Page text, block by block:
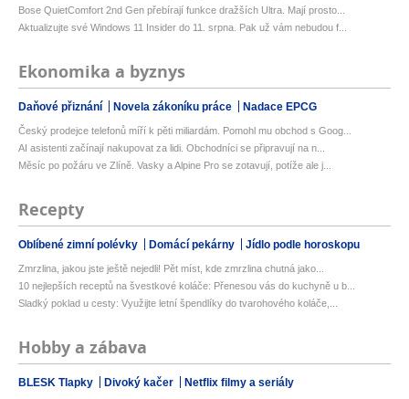
Bose QuietComfort 2nd Gen přebírají funkce dražších Ultra. Mají prosto...
Aktualizujte své Windows 11 Insider do 11. srpna. Pak už vám nebudou f...
Ekonomika a byznys
Daňové přiznání Novela zákoníku práce Nadace EPCG
Český prodejce telefonů míří k pěti miliardám. Pomohl mu obchod s Goog...
AI asistenti začínají nakupovat za lidi. Obchodníci se připravují na n...
Měsíc po požáru ve Zlíně. Vasky a Alpine Pro se zotavují, potíže ale j...
Recepty
Oblíbené zimní polévky Domácí pekárny Jídlo podle horoskopu
Zmrzlina, jakou jste ještě nejedli! Pět míst, kde zmrzlina chutná jako...
10 nejlepších receptů na švestkové koláče: Přenesou vás do kuchyně u b...
Sladký poklad u cesty: Využijte letní špendlíky do tvarohového koláče,...
Hobby a zábava
BLESK Tlapky Divoký kačer Netflix filmy a seriály